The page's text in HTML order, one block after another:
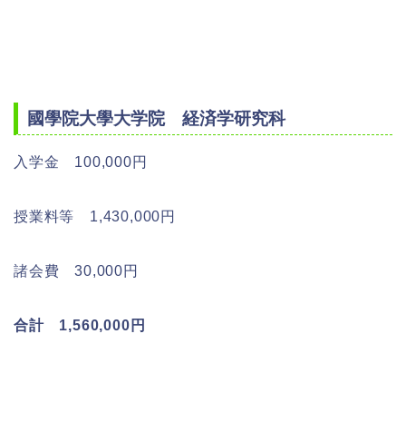
國學院大學大学院 経済学研究科
入学金 100,000円
授業料等 1,430,000円
諸会費 30,000円
合計 1,560,000円